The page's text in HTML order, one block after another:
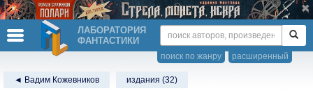
ЛАБОРАТОРИЯ
ФАНТАСТИКИ
расширенный
поиск по жанру
◄ Вадим Кожевников издания (32)